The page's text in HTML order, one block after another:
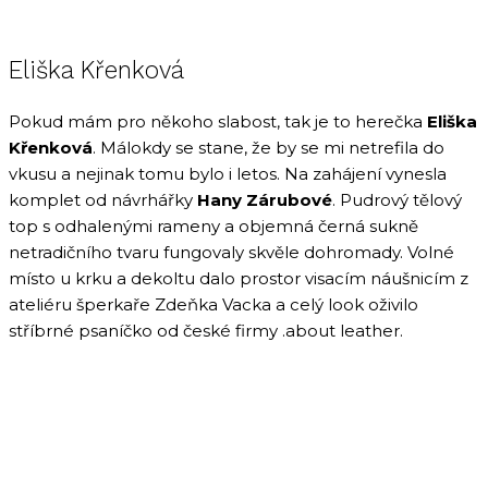
Eliška Křenková
Pokud mám pro někoho slabost, tak je to herečka Eliška
Křenková. Málokdy se stane, že by se mi netrefila do
vkusu a nejinak tomu bylo i letos. Na zahájení vynesla
komplet od návrhářky Hany Zárubové. Pudrový tělový
top s odhalenými rameny a objemná černá sukně
netradičního tvaru fungovaly skvěle dohromady. Volné
místo u krku a dekoltu dalo prostor visacím náušnicím z
ateliéru šperkaře Zdeňka Vacka a celý look oživilo
stříbrné psaníčko od české firmy .about leather.